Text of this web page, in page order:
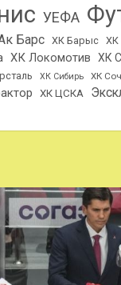
УЕФА
Барс ХК Барыс ХК
ХК Локомотив ХК
ХК Сибирь ХК
ХК ЦСКА